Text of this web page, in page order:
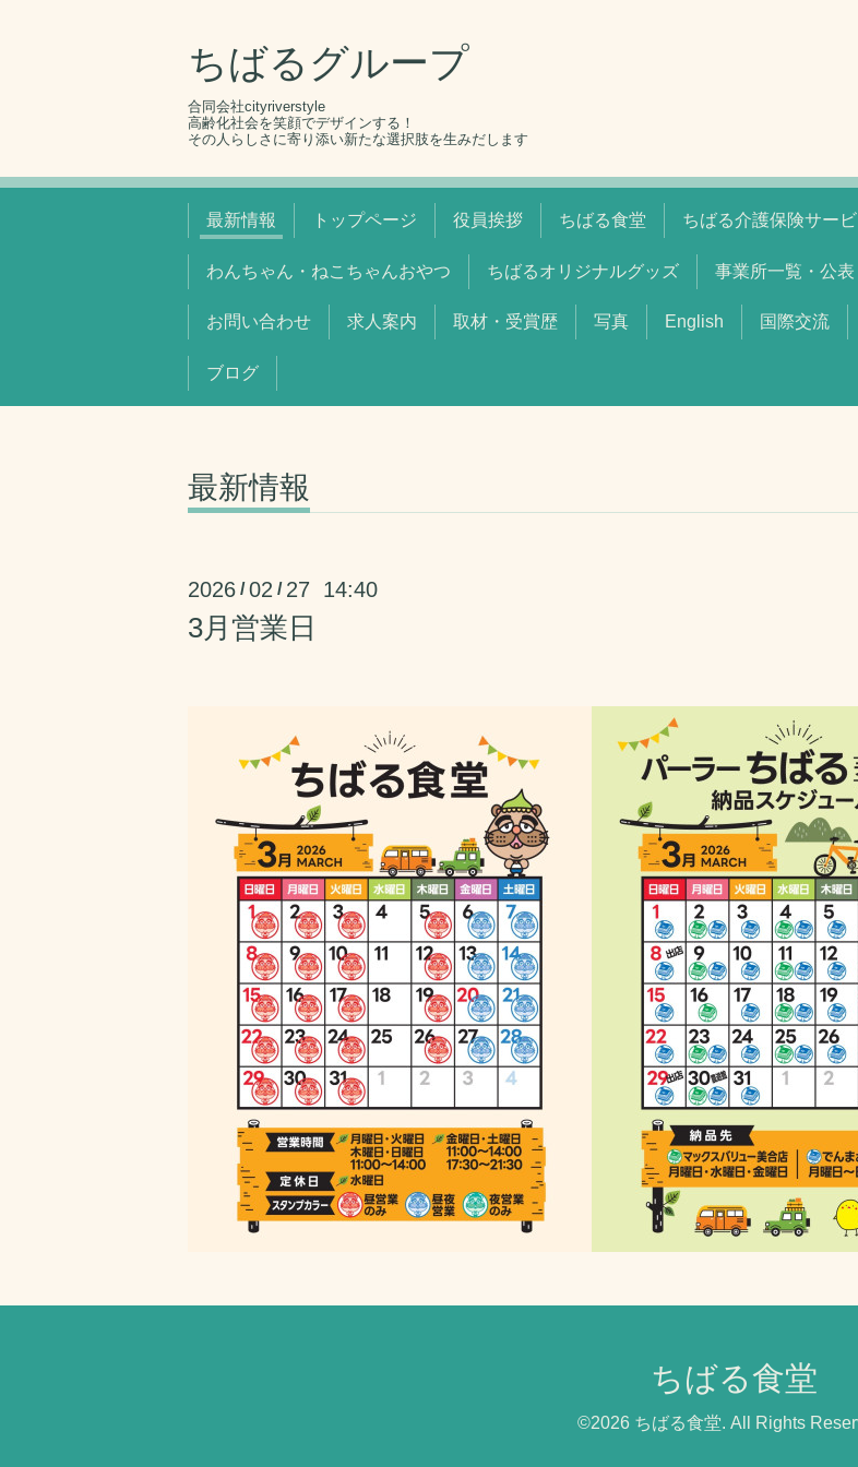
ちばるグループ
合同会社cityriverstyle
高齢化社会を笑顔でデザインする！
その人らしさに寄り添い新たな選択肢を生みだします
最新情報 トップページ 役員挨拶 ちばる食堂 ちばる介護保険サービ
わんちゃん・ねこちゃんおやつ ちばるオリジナルグッズ 事業所一覧・公表
お問い合わせ 求人案内 取材・受賞歴 写真 English 国際交流
ブログ
最新情報
2026 /02 / 27 14:40
3月営業日
ちばる食堂
©2026 ちばる食堂. All Rights